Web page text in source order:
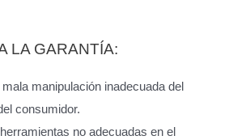
LA GARANTÍA:
manipulación inadecuada del
consumidor.
no adecuadas en el